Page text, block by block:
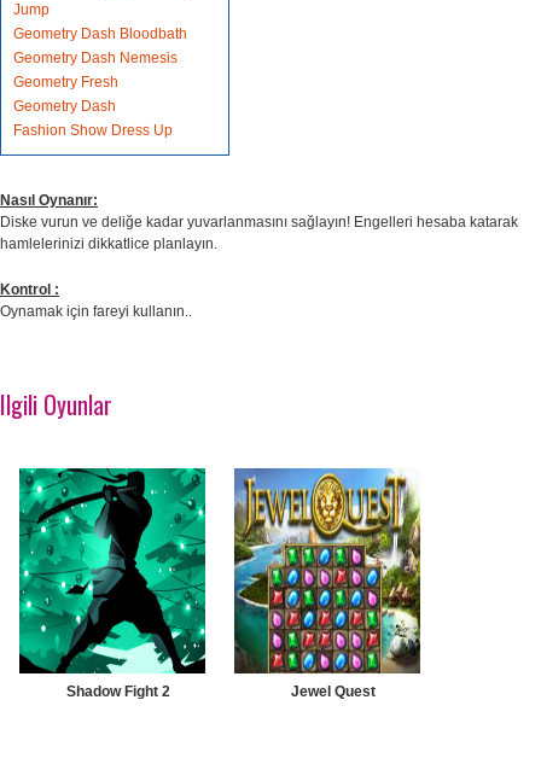
Jump
Geometry Dash Bloodbath
Geometry Dash Nemesis
Geometry Fresh
Geometry Dash
Fashion Show Dress Up
Nasıl Oynanır:
Diske vurun ve deliğe kadar yuvarlanmasını sağlayın! Engelleri hesaba katarak
hamlelerinizi dikkatlice planlayın.
Kontrol :
Oynamak için fareyi kullanın..
Ilgili Oyunlar
Shadow Fight 2 Jewel Quest